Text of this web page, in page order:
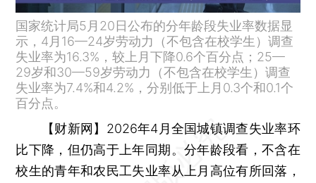
国家统计局5月20日公布的分年龄段失业率数据显
示，4月16—24岁劳动力（不包含在校学生）调查
失业率为16.3%，较上月下降0.6个百分点；25—
29岁和30—59岁劳动力（不包含在校学生）调查
失业率为7.4%和4.2%，分别低于上月0.3个和0.1个
百分点。
【财新网】 2026年4月全国城镇调查失业率环
比下降，但仍高于上年同期。分年龄段看，不含在
校生的青年和农民工失业率从上月高位有所回落，